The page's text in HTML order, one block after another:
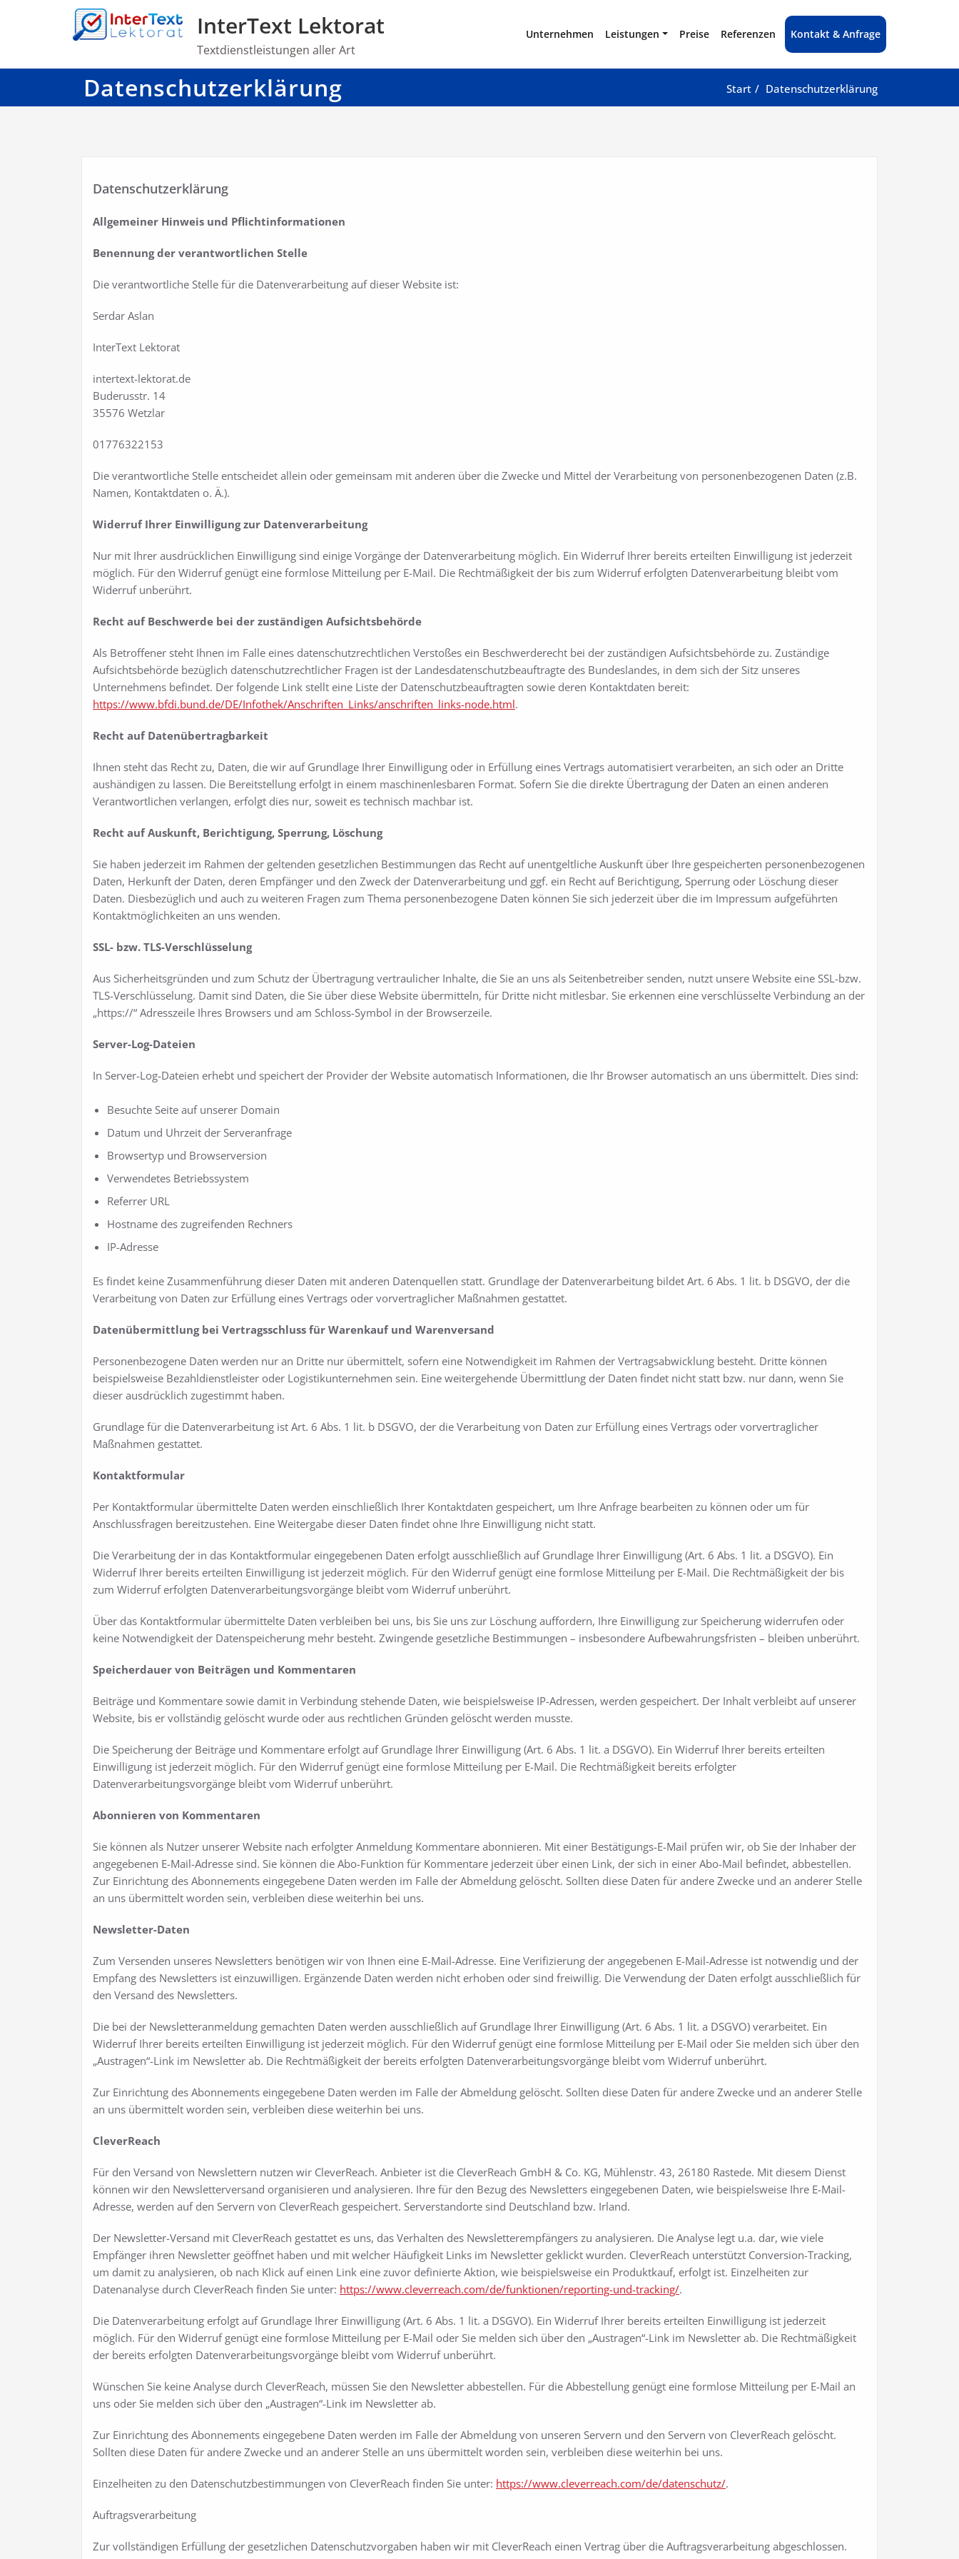
InterText Lektorat
Textdienstleistungen aller Art
Unternehmen Leistungen Preise Referenzen Kontakt & Anfrage
Datenschutzerklärung Start Datenschutzerklärung
Datenschutzerklärung
Allgemeiner Hinweis und Pflichtinformationen
Benennung der verantwortlichen Stelle
Die verantwortliche Stelle für die Datenverarbeitung auf dieser Website ist:
Serdar Aslan
InterText Lektorat
intertext-lektorat.de
Buderusstr. 14
35576 Wetzlar
01776322153
Die verantwortliche Stelle entscheidet allein oder gemeinsam mit anderen über die Zwecke und Mittel der Verarbeitung von personenbezogenen Daten (z.B.
Namen, Kontaktdaten o. Ä.).
Widerruf Ihrer Einwilligung zur Datenverarbeitung
Nur mit Ihrer ausdrücklichen Einwilligung sind einige Vorgänge der Datenverarbeitung möglich. Ein Widerruf Ihrer bereits erteilten Einwilligung ist jederzeit
möglich. Für den Widerruf genügt eine formlose Mitteilung per E-Mail. Die Rechtmäßigkeit der bis zum Widerruf erfolgten Datenverarbeitung bleibt vom
Widerruf unberührt.
Recht auf Beschwerde bei der zuständigen Aufsichtsbehörde
Als Betroffener steht Ihnen im Falle eines datenschutzrechtlichen Verstoßes ein Beschwerderecht bei der zuständigen Aufsichtsbehörde zu. Zuständige
Aufsichtsbehörde bezüglich datenschutzrechtlicher Fragen ist der Landesdatenschutzbeauftragte des Bundeslandes, in dem sich der Sitz unseres
Unternehmens befindet. Der folgende Link stellt eine Liste der Datenschutzbeauftragten sowie deren Kontaktdaten bereit:
https://www.bfdi.bund.de/DE/Infothek/Anschriften_Links/anschriften_links-node.html.
Recht auf Datenübertragbarkeit
Ihnen steht das Recht zu, Daten, die wir auf Grundlage Ihrer Einwilligung oder in Erfüllung eines Vertrags automatisiert verarbeiten, an sich oder an Dritte
aushändigen zu lassen. Die Bereitstellung erfolgt in einem maschinenlesbaren Format. Sofern Sie die direkte Übertragung der Daten an einen anderen
Verantwortlichen verlangen, erfolgt dies nur, soweit es technisch machbar ist.
Recht auf Auskunft, Berichtigung, Sperrung, Löschung
Sie haben jederzeit im Rahmen der geltenden gesetzlichen Bestimmungen das Recht auf unentgeltliche Auskunft über Ihre gespeicherten personenbezogenen
Daten, Herkunft der Daten, deren Empfänger und den Zweck der Datenverarbeitung und ggf. ein Recht auf Berichtigung, Sperrung oder Löschung dieser
Daten. Diesbezüglich und auch zu weiteren Fragen zum Thema personenbezogene Daten können Sie sich jederzeit über die im Impressum aufgeführten
Kontaktmöglichkeiten an uns wenden.
SSL- bzw. TLS-Verschlüsselung
Aus Sicherheitsgründen und zum Schutz der Übertragung vertraulicher Inhalte, die Sie an uns als Seitenbetreiber senden, nutzt unsere Website eine SSL-bzw.
TLS-Verschlüsselung. Damit sind Daten, die Sie über diese Website übermitteln, für Dritte nicht mitlesbar. Sie erkennen eine verschlüsselte Verbindung an der
„https://“ Adresszeile Ihres Browsers und am Schloss-Symbol in der Browserzeile.
Server-Log-Dateien
In Server-Log-Dateien erhebt und speichert der Provider der Website automatisch Informationen, die Ihr Browser automatisch an uns übermittelt. Dies sind:
Besuchte Seite auf unserer Domain
Datum und Uhrzeit der Serveranfrage
Browsertyp und Browserversion
Verwendetes Betriebssystem
Referrer URL
Hostname des zugreifenden Rechners
IP-Adresse
Es findet keine Zusammenführung dieser Daten mit anderen Datenquellen statt. Grundlage der Datenverarbeitung bildet Art. 6 Abs. 1 lit. b DSGVO, der die
Verarbeitung von Daten zur Erfüllung eines Vertrags oder vorvertraglicher Maßnahmen gestattet.
Datenübermittlung bei Vertragsschluss für Warenkauf und Warenversand
Personenbezogene Daten werden nur an Dritte nur übermittelt, sofern eine Notwendigkeit im Rahmen der Vertragsabwicklung besteht. Dritte können
beispielsweise Bezahldienstleister oder Logistikunternehmen sein. Eine weitergehende Übermittlung der Daten findet nicht statt bzw. nur dann, wenn Sie
dieser ausdrücklich zugestimmt haben.
Grundlage für die Datenverarbeitung ist Art. 6 Abs. 1 lit. b DSGVO, der die Verarbeitung von Daten zur Erfüllung eines Vertrags oder vorvertraglicher
Maßnahmen gestattet.
Kontaktformular
Per Kontaktformular übermittelte Daten werden einschließlich Ihrer Kontaktdaten gespeichert, um Ihre Anfrage bearbeiten zu können oder um für
Anschlussfragen bereitzustehen. Eine Weitergabe dieser Daten findet ohne Ihre Einwilligung nicht statt.
Die Verarbeitung der in das Kontaktformular eingegebenen Daten erfolgt ausschließlich auf Grundlage Ihrer Einwilligung (Art. 6 Abs. 1 lit. a DSGVO). Ein
Widerruf Ihrer bereits erteilten Einwilligung ist jederzeit möglich. Für den Widerruf genügt eine formlose Mitteilung per E-Mail. Die Rechtmäßigkeit der bis
zum Widerruf erfolgten Datenverarbeitungsvorgänge bleibt vom Widerruf unberührt.
Über das Kontaktformular übermittelte Daten verbleiben bei uns, bis Sie uns zur Löschung auffordern, Ihre Einwilligung zur Speicherung widerrufen oder
keine Notwendigkeit der Datenspeicherung mehr besteht. Zwingende gesetzliche Bestimmungen – insbesondere Aufbewahrungsfristen – bleiben unberührt.
Speicherdauer von Beiträgen und Kommentaren
Beiträge und Kommentare sowie damit in Verbindung stehende Daten, wie beispielsweise IP-Adressen, werden gespeichert. Der Inhalt verbleibt auf unserer
Website, bis er vollständig gelöscht wurde oder aus rechtlichen Gründen gelöscht werden musste.
Die Speicherung der Beiträge und Kommentare erfolgt auf Grundlage Ihrer Einwilligung (Art. 6 Abs. 1 lit. a DSGVO). Ein Widerruf Ihrer bereits erteilten
Einwilligung ist jederzeit möglich. Für den Widerruf genügt eine formlose Mitteilung per E-Mail. Die Rechtmäßigkeit bereits erfolgter
Datenverarbeitungsvorgänge bleibt vom Widerruf unberührt.
Abonnieren von Kommentaren
Sie können als Nutzer unserer Website nach erfolgter Anmeldung Kommentare abonnieren. Mit einer Bestätigungs-E-Mail prüfen wir, ob Sie der Inhaber der
angegebenen E-Mail-Adresse sind. Sie können die Abo-Funktion für Kommentare jederzeit über einen Link, der sich in einer Abo-Mail befindet, abbestellen.
Zur Einrichtung des Abonnements eingegebene Daten werden im Falle der Abmeldung gelöscht. Sollten diese Daten für andere Zwecke und an anderer Stelle
an uns übermittelt worden sein, verbleiben diese weiterhin bei uns.
Newsletter-Daten
Zum Versenden unseres Newsletters benötigen wir von Ihnen eine E-Mail-Adresse. Eine Verifizierung der angegebenen E-Mail-Adresse ist notwendig und der
Empfang des Newsletters ist einzuwilligen. Ergänzende Daten werden nicht erhoben oder sind freiwillig. Die Verwendung der Daten erfolgt ausschließlich für
den Versand des Newsletters.
Die bei der Newsletteranmeldung gemachten Daten werden ausschließlich auf Grundlage Ihrer Einwilligung (Art. 6 Abs. 1 lit. a DSGVO) verarbeitet. Ein
Widerruf Ihrer bereits erteilten Einwilligung ist jederzeit möglich. Für den Widerruf genügt eine formlose Mitteilung per E-Mail oder Sie melden sich über den
„Austragen“-Link im Newsletter ab. Die Rechtmäßigkeit der bereits erfolgten Datenverarbeitungsvorgänge bleibt vom Widerruf unberührt.
Zur Einrichtung des Abonnements eingegebene Daten werden im Falle der Abmeldung gelöscht. Sollten diese Daten für andere Zwecke und an anderer Stelle
an uns übermittelt worden sein, verbleiben diese weiterhin bei uns.
CleverReach
Für den Versand von Newslettern nutzen wir CleverReach. Anbieter ist die CleverReach GmbH & Co. KG, Mühlenstr. 43, 26180 Rastede. Mit diesem Dienst
können wir den Newsletterversand organisieren und analysieren. Ihre für den Bezug des Newsletters eingegebenen Daten, wie beispielsweise Ihre E-Mail-
Adresse, werden auf den Servern von CleverReach gespeichert. Serverstandorte sind Deutschland bzw. Irland.
Der Newsletter-Versand mit CleverReach gestattet es uns, das Verhalten des Newsletterempfängers zu analysieren. Die Analyse legt u.a. dar, wie viele
Empfänger ihren Newsletter geöffnet haben und mit welcher Häufigkeit Links im Newsletter geklickt wurden. CleverReach unterstützt Conversion-Tracking,
um damit zu analysieren, ob nach Klick auf einen Link eine zuvor definierte Aktion, wie beispielsweise ein Produktkauf, erfolgt ist. Einzelheiten zur
Datenanalyse durch CleverReach finden Sie unter: https://www.cleverreach.com/de/funktionen/reporting-und-tracking/.
Die Datenverarbeitung erfolgt auf Grundlage Ihrer Einwilligung (Art. 6 Abs. 1 lit. a DSGVO). Ein Widerruf Ihrer bereits erteilten Einwilligung ist jederzeit
möglich. Für den Widerruf genügt eine formlose Mitteilung per E-Mail oder Sie melden sich über den „Austragen“-Link im Newsletter ab. Die Rechtmäßigkeit
der bereits erfolgten Datenverarbeitungsvorgänge bleibt vom Widerruf unberührt.
Wünschen Sie keine Analyse durch CleverReach, müssen Sie den Newsletter abbestellen. Für die Abbestellung genügt eine formlose Mitteilung per E-Mail an
uns oder Sie melden sich über den „Austragen“-Link im Newsletter ab.
Zur Einrichtung des Abonnements eingegebene Daten werden im Falle der Abmeldung von unseren Servern und den Servern von CleverReach gelöscht.
Sollten diese Daten für andere Zwecke und an anderer Stelle an uns übermittelt worden sein, verbleiben diese weiterhin bei uns.
Einzelheiten zu den Datenschutzbestimmungen von CleverReach finden Sie unter: https://www.cleverreach.com/de/datenschutz/.
Auftragsverarbeitung
Zur vollständigen Erfüllung der gesetzlichen Datenschutzvorgaben haben wir mit CleverReach einen Vertrag über die Auftragsverarbeitung abgeschlossen.